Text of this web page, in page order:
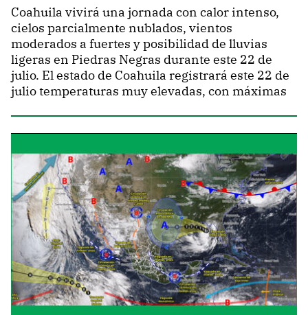
Coahuila vivirá una jornada con calor intenso,
cielos parcialmente nublados, vientos
moderados a fuertes y posibilidad de lluvias
ligeras en Piedras Negras durante este 22 de
julio. El estado de Coahuila registrará este 22 de
julio temperaturas muy elevadas, con máximas